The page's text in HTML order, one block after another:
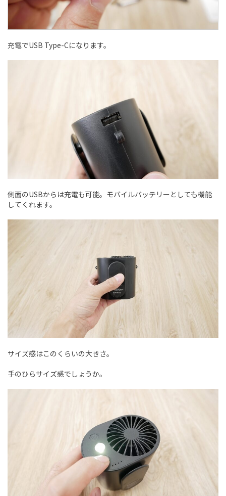
充電でUSB Type-Cになります。
側面のUSBからは充電も可能。モバイルバッテリーとしても機能
してくれます。
サイズ感はこのくらいの大きさ。
手のひらサイズ感でしょうか。